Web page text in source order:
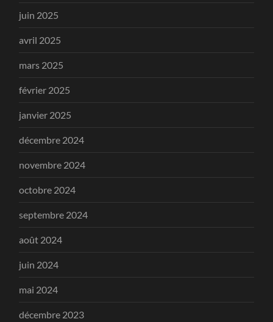
juin 2025
avril 2025
mars 2025
février 2025
janvier 2025
décembre 2024
novembre 2024
octobre 2024
septembre 2024
août 2024
juin 2024
mai 2024
décembre 2023